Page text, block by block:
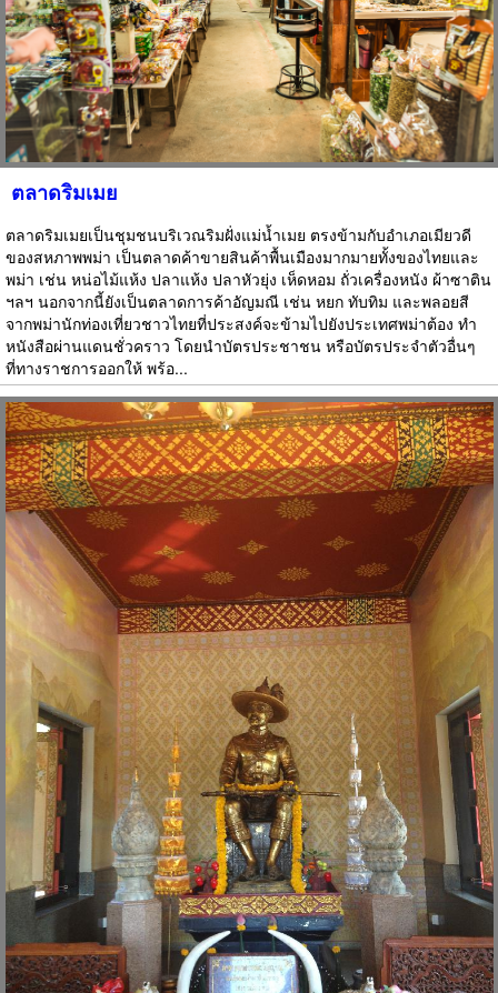
ตลาดริมเมย
ตลาดริมเมยเป็นชุมชนบริเวณริมฝั่งแม่น้ำเมย ตรงข้ามกับอำเภอเมียวดี
ของสหภาพพม่า เป็นตลาดค้าขายสินค้าพื้นเมืองมากมายทั้งของไทยและ
พม่า เช่น หน่อไม้แห้ง ปลาแห้ง ปลาหัวยุ่ง เห็ดหอม ถั่วเครื่องหนัง ผ้าซาติน
ฯลฯ นอกจากนี้ยังเป็นตลาดการค้าอัญมณี เช่น หยก ทับทิม และพลอยสี
จากพม่านักท่องเที่ยวชาวไทยที่ประสงค์จะข้ามไปยังประเทศพม่าต้อง ทำ
หนังสือผ่านแดนชั่วคราว โดยนำบัตรประชาชน หรือบัตรประจำตัวอื่นๆ
ที่ทางราชการออกให้ พร้อ...